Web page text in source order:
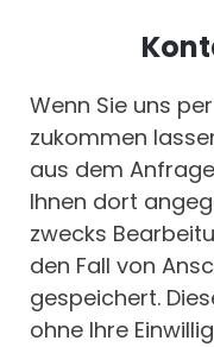
Wenn Sie uns
zukommen
aus dem
Ihnen dort
zwecks
den Fall von
gespeichert.
ohne Ihre